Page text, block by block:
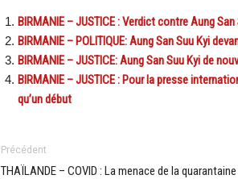
BIRMANIE – JUSTICE : Verdict contre Aung
BIRMANIE – POLITIQUE: Aung San Suu Kyi
BIRMANIE – JUSTICE: Aung San Suu Kyi de
BIRMANIE – JUSTICE : Pour la presse
qu’un début
Précédent
THAÏLANDE – COVID : La menace de la